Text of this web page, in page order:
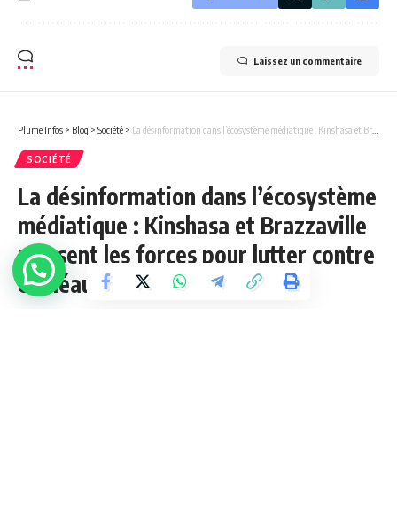
Laissez un commentaire
Plume Infos > Blog > Société > La désinformation dans l’écosystème médiatique : Kinshasa et Brazzaville unissent les forces pour lutter contre ce fléau.
SOCIÉTÉ
La désinformation dans l’écosystème
médiatique : Kinshasa et Brazzaville
unissent les forces pour lutter contre
ce fléau.